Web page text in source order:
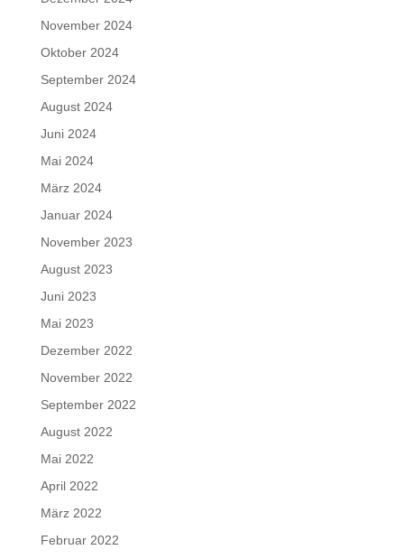
November 2024
Oktober 2024
September 2024
August 2024
Juni 2024
Mai 2024
März 2024
Januar 2024
November 2023
August 2023
Juni 2023
Mai 2023
Dezember 2022
November 2022
September 2022
August 2022
Mai 2022
April 2022
März 2022
Februar 2022